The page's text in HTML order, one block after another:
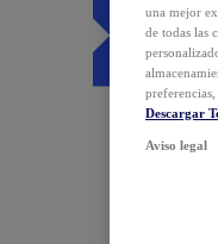
una mejor
de todas las
preferencias,
Descargar
Aviso legal